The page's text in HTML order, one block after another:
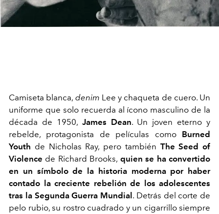
Camiseta blanca, denim Lee y chaqueta de cuero. Un
uniforme que solo recuerda al ícono masculino de la
década de 1950, James Dean. Un joven eterno y
rebelde, protagonista de películas como Burned
Youth de Nicholas Ray, pero también The Seed of
Violence de Richard Brooks, quien se ha convertido
en un símbolo de la historia moderna por haber
contado la creciente rebelión de los adolescentes
tras la Segunda Guerra Mundial. Detrás del corte de
pelo rubio, su rostro cuadrado y un cigarrillo siempre